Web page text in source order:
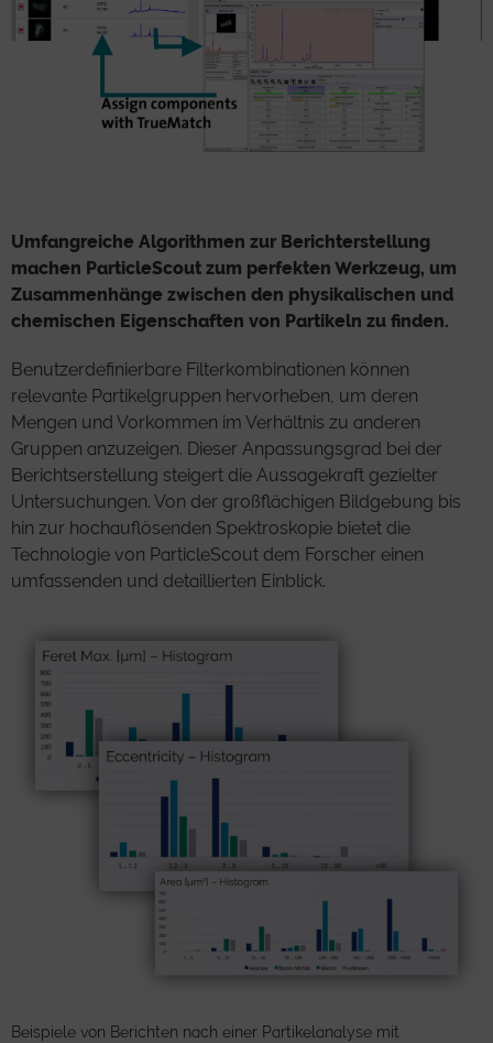
Umfangreiche Algorithmen zur Berichterstellung
machen ParticleScout zum perfekten Werkzeug, um
Zusammenhänge zwischen den physikalischen und
chemischen Eigenschaften von Partikeln zu finden.
Benutzerdefinierbare Filterkombinationen können
relevante Partikelgruppen hervorheben, um deren
Mengen und Vorkommen im Verhältnis zu anderen
Gruppen anzuzeigen. Dieser Anpassungsgrad bei der
Berichtserstellung steigert die Aussagekraft gezielter
Untersuchungen. Von der großflächigen Bildgebung bis
hin zur hochauflösenden Spektroskopie bietet die
Technologie von ParticleScout dem Forscher einen
umfassenden und detaillierten Einblick.
Beispiele von Berichten nach einer Partikelanalyse mit